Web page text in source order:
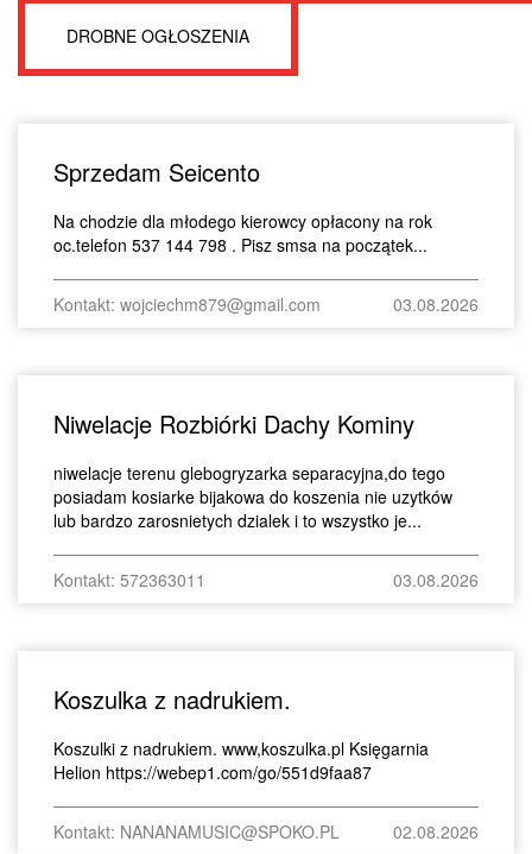
DROBNE OGŁOSZENIA
Sprzedam Seicento
Na chodzie dla młodego kierowcy opłacony na rok
oc.telefon 537 144 798 . Pisz smsa na początek...
Kontakt: wojciechm879@gmail.com 03.08.2026
Niwelacje Rozbiórki Dachy Kominy
niwelacje terenu glebogryzarka separacyjna,do tego
posiadam kosiarke bijakowa do koszenia nie uzytków
lub bardzo zarosnietych dzialek i to wszystko je...
Kontakt: 572363011 03.08.2026
Koszulka z nadrukiem.
Koszulki z nadrukiem. www,koszulka.pl Księgarnia
Helion https://webep1.com/go/551d9faa87
Kontakt: NANANAMUSIC@SPOKO.PL 02.08.2026